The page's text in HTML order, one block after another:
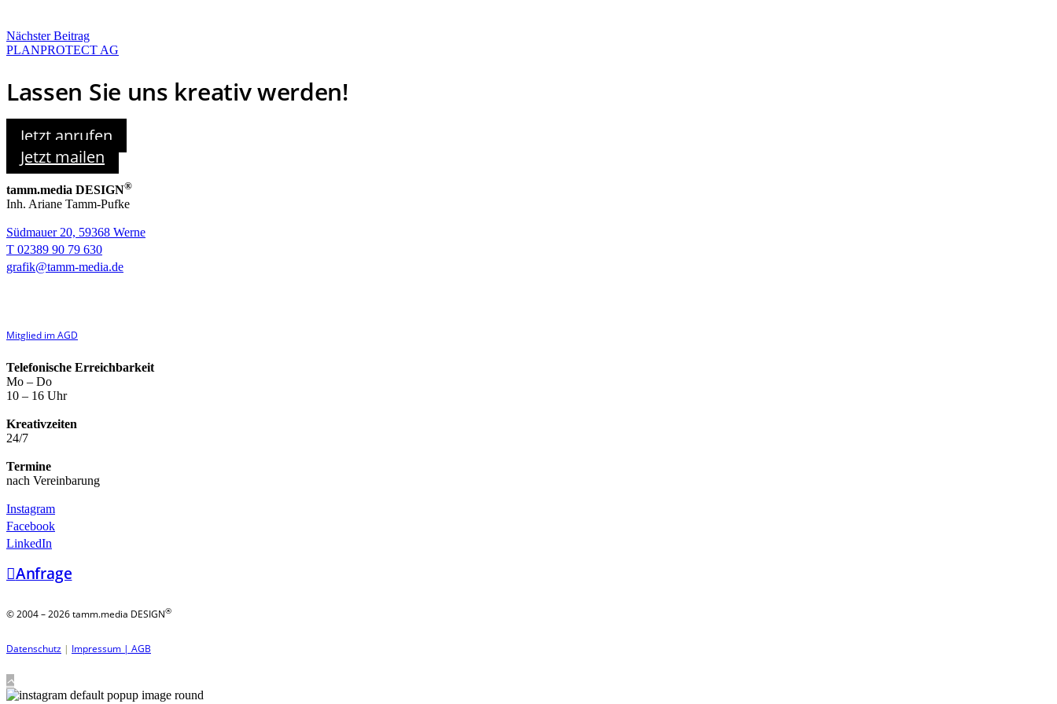
Nächster Beitrag
PLANPROTECT AG
Lassen Sie uns kreativ werden!
Jetzt anrufen
Jetzt mailen
tamm.media DESIGN®
Inh. Ariane Tamm-Pufke
Südmauer 20, 59368 Werne
T 02389 90 79 630
grafik@tamm-media.de
Mitglied im AGD
Telefonische Erreichbarkeit
Mo – Do
10 – 16 Uhr
Kreativzeiten
24/7
Termine
nach Vereinbarung
Instagram
Facebook
LinkedIn
Anfrage
© 2004 – 2026 tamm.media DESIGN®
Datenschutz | Impressum | AGB